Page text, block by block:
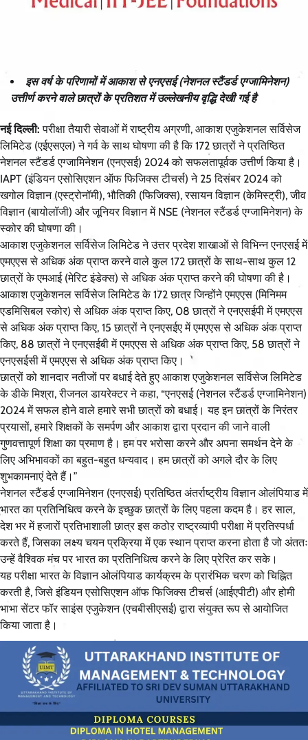
इस वर्ष के परिणामों में आकाश से एनएसई (नेशनल स्टैंडर्ड एग्जामिनेशन)
उत्तीर्ण करने वाले छात्रों के प्रतिशत में उल्लेखनीय वृद्धि देखी गई है
नई दिल्ली: परीक्षा तैयारी सेवाओं में राष्ट्रीय अग्रणी, आकाश एजुकेशनल सर्विसेज
लिमिटेड (एईएसएल) ने गर्व के साथ घोषणा की है कि 172 छात्रों ने प्रतिष्ठित
नेशनल स्टैंडर्ड एग्जामिनेशन (एनएसई) 2024 को सफलतापूर्वक उत्तीर्ण किया है।
IAPT (इंडियन एसोसिएशन ऑफ फिजिक्स टीचर्स) ने 25 दिसंबर 2024 को
खगोल विज्ञान (एस्ट्रोनॉमी), भौतिकी (फिजिक्स), रसायन विज्ञान (केमिस्ट्री), जीव
विज्ञान (बायोलॉजी) और जूनियर विज्ञान में NSE (नेशनल स्टैंडर्ड एग्जामिनेशन) के
स्कोर की घोषणा की।
आकाश एजुकेशनल सर्विसेज लिमिटेड ने उत्तर प्रदेश शाखाओं से विभिन्न एनएसई में
एमएएस से अधिक अंक प्राप्त करने वाले कुल 172 छात्रों के साथ-साथ कुल 12
छात्रों के एमआई (मेरिट इंडेक्स) से अधिक अंक प्राप्त करने की घोषणा की है।
आकाश एजुकेशनल सर्विसेज लिमिटेड के 172 छात्र जिन्होंने एमएएस (मिनिमम
एडमिसिबल स्कोर) से अधिक अंक प्राप्त किए, 08 छात्रों ने एनएसईपी में एमएएस
से अधिक अंक प्राप्त किए, 15 छात्रों ने एनएसईए में एमएएस से अधिक अंक प्राप्त
किए, 88 छात्रों ने एनएसईबी में एमएएस से अधिक अंक प्राप्त किए, 58 छात्रों ने
एनएसईसी में एमएएस से अधिक अंक प्राप्त किए।
छात्रों को शानदार नतीजों पर बधाई देते हुए आकाश एजुकेशनल सर्विसेज लिमिटेड
के डीके मिश्रा, रीजनल डायरेक्टर ने कहा, “एनएसई (नेशनल स्टैंडर्ड एग्जामिनेशन)
2024 में सफल होने वाले हमारे सभी छात्रों को बधाई। यह इन छात्रों के निरंतर
प्रयासों, हमारे शिक्षकों के समर्पण और आकाश द्वारा प्रदान की जाने वाली
गुणवत्तापूर्ण शिक्षा का प्रमाण है। हम पर भरोसा करने और अपना समर्थन देने के
लिए अभिभावकों का बहुत-बहुत धन्यवाद। हम छात्रों को अगले दौर के लिए
शुभकामनाएं देते हैं।”
नेशनल स्टैंडर्ड एग्जामिनेशन (एनएसई) प्रतिष्ठित अंतर्राष्ट्रीय विज्ञान ओलंपियाड में
भारत का प्रतिनिधित्व करने के इच्छुक छात्रों के लिए पहला कदम है। हर साल,
देश भर में हजारों प्रतिभाशाली छात्र इस कठोर राष्ट्रव्यापी परीक्षा में प्रतिस्पर्धा
करते हैं, जिसका लक्ष्य चयन प्रक्रिया में एक स्थान प्राप्त करना होता है जो अंततः
उन्हें वैश्विक मंच पर भारत का प्रतिनिधित्व करने के लिए प्रेरित कर सके।
यह परीक्षा भारत के विज्ञान ओलंपियाड कार्यक्रम के प्रारंभिक चरण को चिह्नित
करती है, जिसे इंडियन एसोसिएशन ऑफ फिजिक्स टीचर्स (आईएपीटी) और होमी
भाभा सेंटर फॉर साइंस एजुकेशन (एचबीसीएसई) द्वारा संयुक्त रूप से आयोजित
किया जाता है।